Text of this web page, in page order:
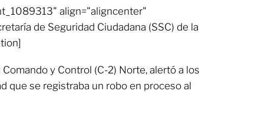
align="aligncenter"
de Seguridad Ciudadana (SSC) de la
y Control (C-2) Norte, alertó a los
que se registraba un robo en proceso al